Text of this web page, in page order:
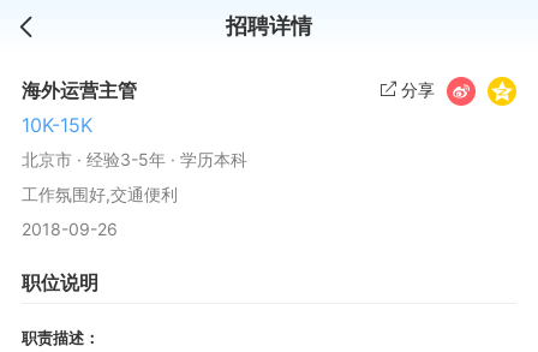
招聘详情
招聘岗位
海外运营主管
海外运营主管 分享
10K-15K
北京市 · 经验3-5年 · 学历本科
工作氛围好,交通便利
2018-09-26
职位说明
职责描述：